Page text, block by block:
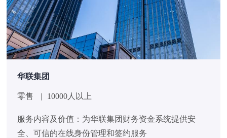
华联集团
零售 | 10000人以上
服务内容及价值：为华联集团财务资金系统提供安
全、可信的在线身份管理和签约服务